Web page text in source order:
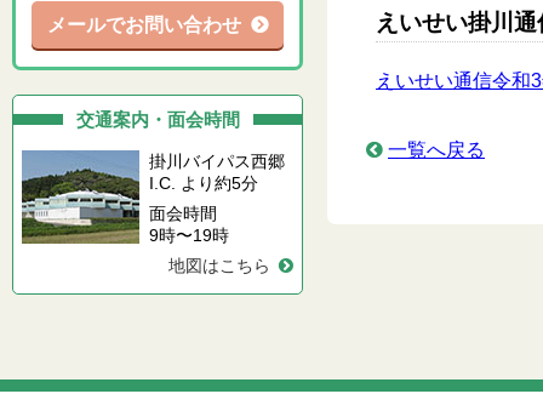
えいせい掛川
えいせい通信令和
一覧へ戻る
メールでお問い合わせ
交通案内・面会時間
掛川バイパス西郷
I.C. より約5分
面会時間
9時〜19時
地図はこちら